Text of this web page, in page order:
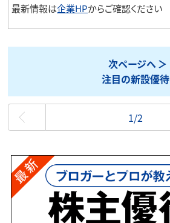
最新情報は企業HPからご確認ください
次ページへ
注目の新設優待
1/2